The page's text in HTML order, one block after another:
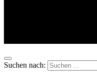
Suchen nach: